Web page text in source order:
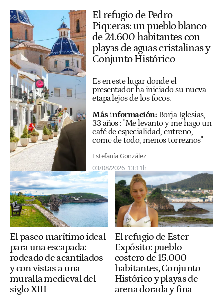
El refugio de Pedro
Piqueras: un pueblo blanco
de 24.600 habitantes con
playas de aguas cristalinas y
Conjunto Histórico
Es en este lugar donde el
presentador ha iniciado su nueva
etapa lejos de los focos.
Más información: Borja Iglesias,
33 años : "Me levanto y me hago un
café de especialidad, entreno,
como de todo, menos torreznos"
Estefanía González
03/08/2026 13:11h
El paseo marítimo ideal
para una escapada:
rodeado de acantilados
y con vistas a una
muralla medieval del
siglo XIII
El refugio de Ester
Expósito: pueblo
costero de 15.000
habitantes, Conjunto
Histórico y playas de
arena dorada y fina